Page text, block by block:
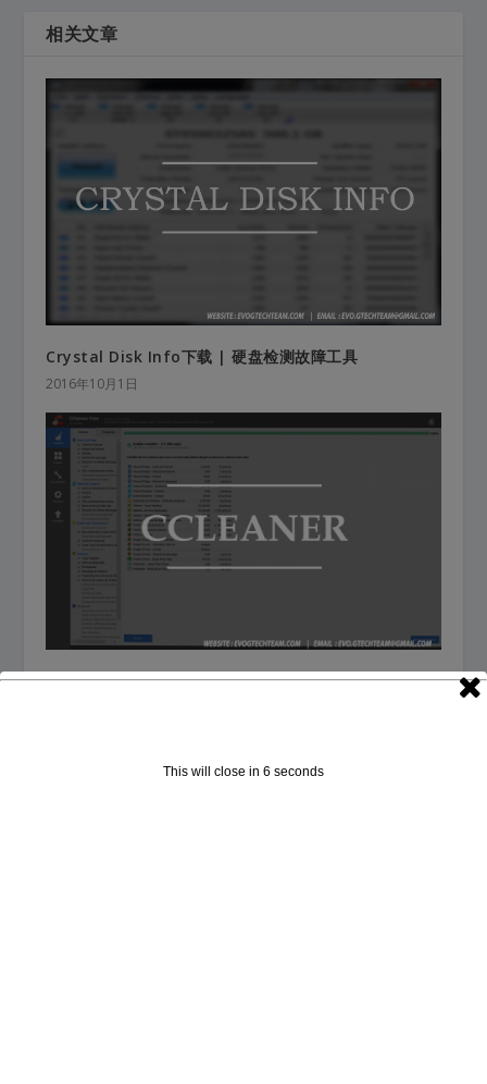
相关文章
Crystal Disk Info下载 | 硬盘检测故障工具
2016年10月1日
CCleaner下载 | 系统优化工具
This will close in 5 seconds